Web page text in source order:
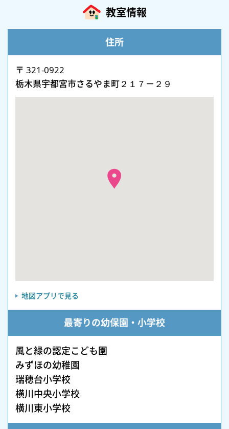
教室情報
住所
〒 321-0922
栃木県宇都宮市さるやま町２１７－２９
地図アプリで見る
最寄りの幼保園・小学校
風と緑の認定こども園
みずほの幼稚園
瑞穂台小学校
横川中央小学校
横川東小学校